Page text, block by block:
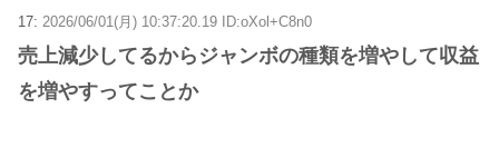
17: 2026/06/01(月) 10:37:20.19 ID:oXol+C8n0
売上減少してるからジャンボの種類を増やして収益
を増やすってことか